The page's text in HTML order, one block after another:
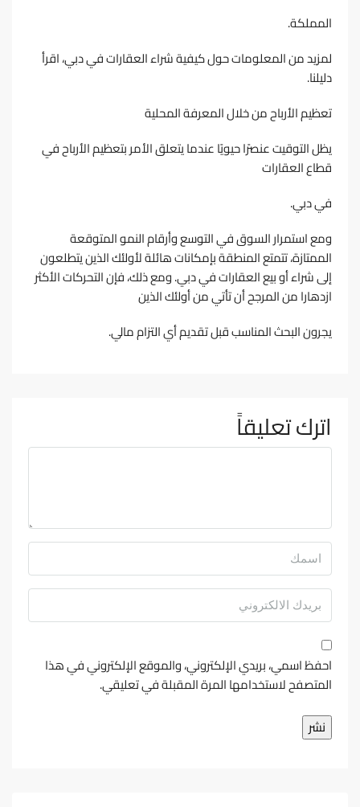
اﻟﻤﻤﻠﻜﺔ.
ﻟﻤﺰﻳﺪ ﻣﻦ اﻟﻤﻌﻠﻮﻣﺎت ﺣﻮل ﻛﻴﻔﻴﺔ ﺷﺮاء اﻟﻌﻘﺎرات ﻓﻲ دﺑﻲ، اﻗﺮأ
دﻟﻴﻠﻨﺎ.
ﺗﻌﻈﻴﻢ اﻷرﺑﺎح ﻣﻦ ﺧﻼل اﻟﻤﻌﺮﻓﺔ اﻟﻤﺤﻠﻴﺔ
ﻳﻈﻞ اﻟﺘﻮﻗﻴﺖ ﻋﻨﺼﺮًا ﺣﻴﻮﻳًﺎ ﻋﻨﺪﻣﺎ ﻳﺘﻌﻠﻖ اﻷﻣﺮ ﺑﺘﻌﻈﻴﻢ اﻷرﺑﺎح ﻓﻲ
ﻗﻄﺎع اﻟﻌﻘﺎرات
ﻓﻲ دﺑﻲ.
وﻣﻊ اﺳﺘﻤﺮار اﻟﺴﻮق ﻓﻲ اﻟﺘﻮﺳﻊ وأرﻗﺎم اﻟﻨﻤﻮ اﻟﻤﺘﻮﻗﻌﺔ
اﻟﻤﻤﺘﺎزة، ﺗﺘﻤﺘﻊ اﻟﻤﻨﻄﻘﺔ ﺑﺈﻣﻜﺎﻧﺎت ﻫﺎﺋﻠﺔ ﻷوﻟﺌﻚ اﻟﺬﻳﻦ ﻳﺘﻄﻠﻌﻮن
إﻟﻰ ﺷﺮاء أو ﺑﻴﻊ اﻟﻌﻘﺎرات ﻓﻲ دﺑﻲ. وﻣﻊ ذﻟﻚ، ﻓﺈن اﻟﺘﺤﺮﻛﺎت اﻷﻛﺜﺮ
ازدﻫﺎرا ﻣﻦ اﻟﻤﺮﺟﺢ أن ﺗﺄﺗﻲ ﻣﻦ أوﻟﺌﻚ اﻟﺬﻳﻦ
ﻳﺠﺮون اﻟﺒﺤﺚ اﻟﻤﻨﺎﺳﺐ ﻗﺒﻞ ﺗﻘﺪﻳﻢ أي اﻟﺘﺰام ﻣﺎﻟﻲ.
اترك تعليقاً
احفظ اسمي، بريدي الإلكتروني، والموقع الإلكتروني في هذا
المتصفح لاستخدامها المرة المقبلة في تعليقي.